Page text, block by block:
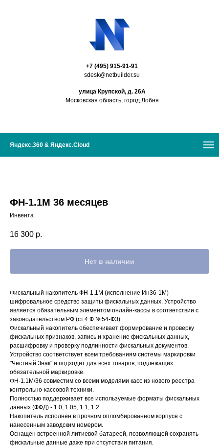
+7 (495) 915-91-91
sdesk@netbuilder.su
улица Крупской, д. 26А
Московская область, город Лобня
Яндекс.360 & Яндекс.Cloud
ФН-1.1М 36 месяцев
Инвента
16 300 р.
Нет в наличии
Фискальный накопитель ФН-1.1М (исполнение Ин36-1М) -
шифровальное средство защиты фискальных данных. Устройство
является обязательным элементом онлайн-кассы в соответствии с
законодательством РФ (ст.4 Ф №54-ФЗ).
Фискальный накопитель обеспечивает формирование и проверку
фискальных признаков, запись и хранение фискальных данных,
расшифровку и проверку подлинности фискальных документов.
Устройство соответствует всем требованиям системы маркировки
"Честный Знак" и подходит для всех товаров, подлежащих
обязательной маркировке.
ФН-1.1М/36 совместим со всеми моделями касс из нового реестра
контрольно-кассовой техники.
Полностью поддерживает все используемые форматы фискальных
данных (ФФД) - 1.0, 1.05, 1.1, 1.2.
Накопитель исполнен в прочном опломбированном корпусе с
нанесенным заводским номером.
Оснащен встроенной литиевой батареей, позволяющей сохранять
фискальные данные даже при отсутствии питания.